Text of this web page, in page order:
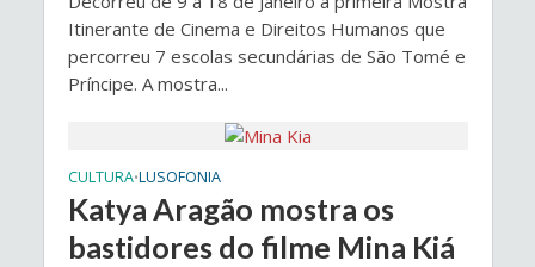
Itinerante de Cinema e Direitos Humanos que
percorreu 7 escolas secundárias de São Tomé e
Príncipe. A mostra...
CULTURA•LUSOFONIA
Katya Aragão mostra os
bastidores do filme Mina Kiá